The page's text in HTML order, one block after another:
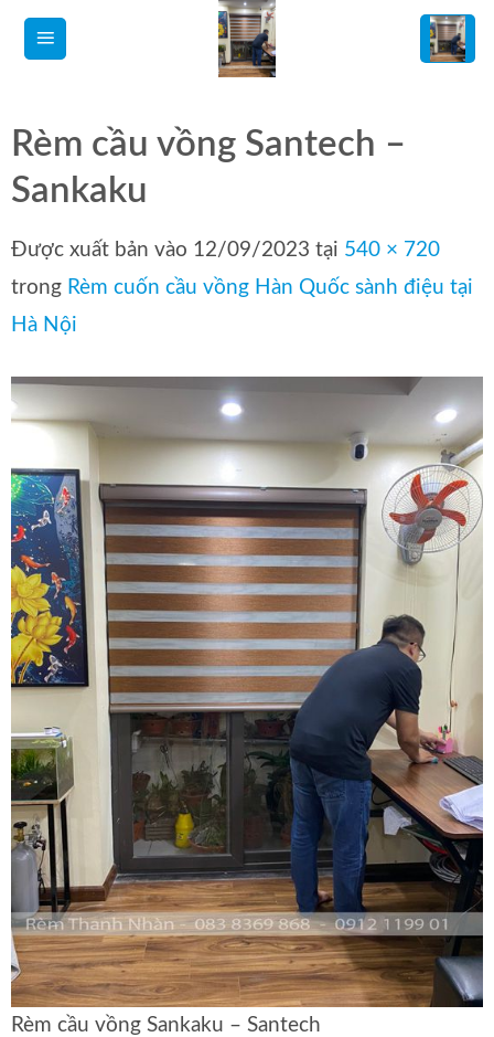
qua
dung
Rèm cầu vồng Santech –
Sankaku
Được xuất bản vào 12/09/2023 tại 540 × 720
trong Rèm cuốn cầu vồng Hàn Quốc sành điệu tại
Hà Nội
Rèm cầu vồng Sankaku – Santech